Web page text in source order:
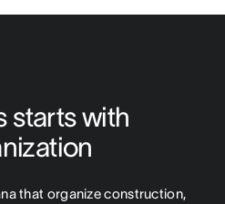
starts with
that organize construction,